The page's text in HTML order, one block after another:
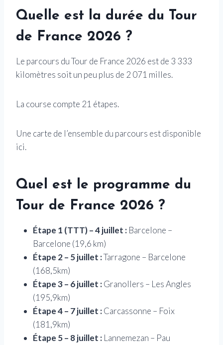
Quelle est la durée du Tour
de France 2026 ?
Le parcours du Tour de France 2026 est de 3 333
kilomètres soit un peu plus de 2 071 milles.
La course compte 21 étapes.
Une carte de l’ensemble du parcours est disponible
ici.
Quel est le programme du
Tour de France 2026 ?
Étape 1 (TTT) – 4 juillet : Barcelone –
Barcelone (19,6 km)
Étape 2 – 5 juillet :Tarragone – Barcelone
(168,5km)
Étape 3 – 6 juillet :Granollers – Les Angles
(195,9km)
Étape 4 – 7 juillet :Carcassonne – Foix
(181,9km)
Étape 5 – 8 juillet : Lannemezan – Pau